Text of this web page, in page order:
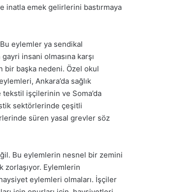
inatla emek gelirlerini bastırmaya
eylemler ya sendikal
insani olmasına karşı
bir başka nedeni. Özel okul
Ankara’da sağlık
işçilerinin ve Soma’da
sektörlerinde çeşitli
süren yasal grevler söz
Bu eylemlerin nesnel bir zemini
zorlaşıyor. Eylemlerin
eylemleri olmaları. İşçiler